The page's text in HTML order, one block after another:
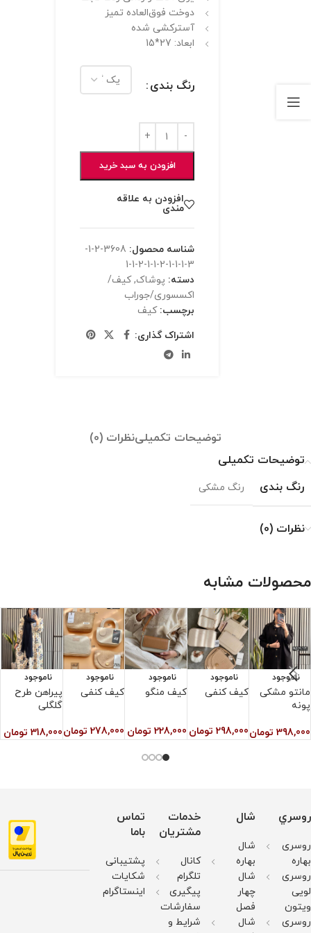
دوخت فوق‌العاده تمیز
آسترکشی شده
ابعاد: 27*15
رنگ بندی
افزودن به سبد خرید
افزودن به علاقه
مندی
شناسه محصول:
3608-2-1-
3-1-1-1-2-1-1-2-1-1
دسته: پوشاک, کیف/
اکسسوری/جوراب
برچسب: کیف
اشتراک گذاری:
توضیحات تکمیلینظرات (0)
توضیحات تکمیلی
رنگ بندی
رنگ مشکی
نظرات (0)
محصولات مشابه
ناموجود
مانتو مشکی
پونه
398,000 تومان
ناموجود
کیف کنفی
298,000 تومان
ناموجود
کیف منگو
228,000 تومان
ناموجود
کیف کنفی
278,000 تومان
ناموجود
پیراهن طرح
گلگلی
318,000 تومان
روسري
روسری
بهاره
روسری
لویی
ویتون
روسری
شال
شال
بهاره
شال
چهار
فصل
شال
خدمات
مشتریان
کانال
تلگرام
پیگیری
سفارشات
شرایط و
تماس
باما
پشتیبانی
شکایات
اینستاگرام